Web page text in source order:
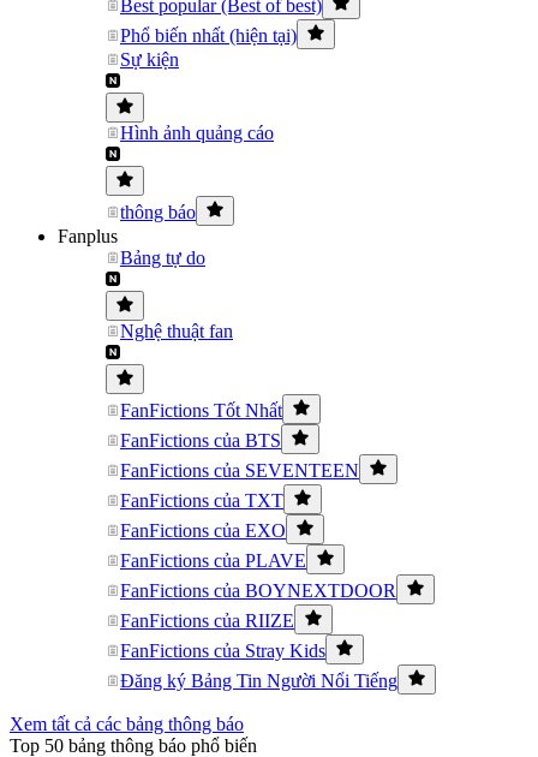
Best popular (Best of best)
Phổ biến nhất (hiện tại)
Sự kiện
Hình ảnh quảng cáo
thông báo
Fanplus
Bảng tự do
Nghệ thuật fan
FanFictions Tốt Nhất
FanFictions của BTS
FanFictions của SEVENTEEN
FanFictions của TXT
FanFictions của EXO
FanFictions của PLAVE
FanFictions của BOYNEXTDOOR
FanFictions của RIIZE
FanFictions của Stray Kids
Đăng ký Bảng Tin Người Nổi Tiếng
Xem tất cả các bảng thông báo
Top 50 bảng thông báo phổ biến